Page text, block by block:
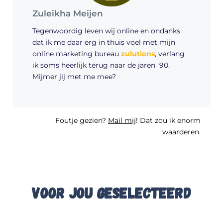
Zuleikha Meijen
Tegenwoordig leven wij online en ondanks
dat ik me daar erg in thuis voel met mijn
online marketing bureau zulutions, verlang
ik soms heerlijk terug naar de jaren '90.
Mijmer jij met me mee?
Foutje gezien? Mail mij! Dat zou ik enorm
waarderen.
Voor jou geselecteerd